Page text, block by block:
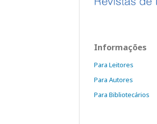
Informações
Para Leitores
Para Autores
Para Bibliotecários